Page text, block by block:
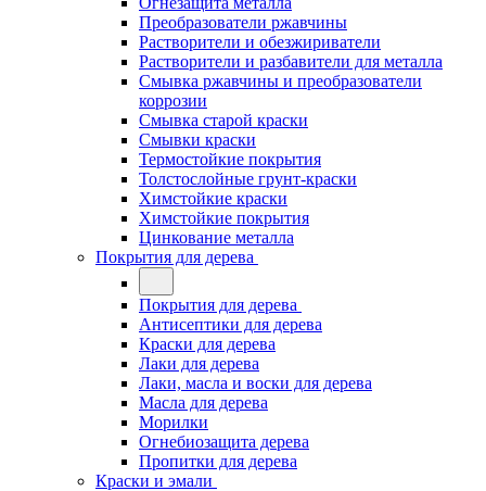
Преобразователи ржавчины
Растворители и обезжириватели
Растворители и разбавители для металла
Смывка ржавчины и преобразователи
коррозии
Смывка старой краски
Смывки краски
Термостойкие покрытия
Толстослойные грунт-краски
Химстойкие краски
Химстойкие покрытия
Цинкование металла
Покрытия для дерева
Покрытия для дерева
Антисептики для дерева
Краски для дерева
Лаки для дерева
Лаки, масла и воски для дерева
Масла для дерева
Морилки
Огнебиозащита дерева
Пропитки для дерева
Краски и эмали